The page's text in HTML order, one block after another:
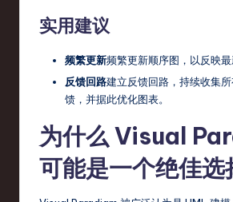
实用建议
频繁更新频繁更新顺序图，以反映最
反馈回路建立反馈回路，持续收集
馈，并据此优化图表。
为什么 Visual
可能是一个绝佳选